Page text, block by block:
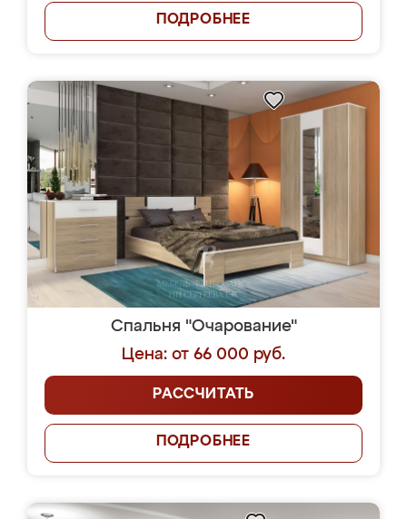
ПОДРОБНЕЕ
Спальня "Очарование"
Цена: от 66 000 руб.
РАССЧИТАТЬ
ПОДРОБНЕЕ